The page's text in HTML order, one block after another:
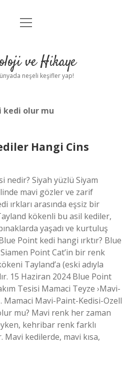
Anasayfa
Yasal Uyarı
menüyü
ve Hikaye
neşeli keşifler yap!
kedi olur mu
Hangi Cins
nedir? Siyah yüzlü Siyam
mavi gözler ve zarif
ırkları arasında eşsiz bir
kökenli bu asil kediler,
yaşadı ve kurtuluş
Point kedi hangi ırktır? Blue
Point Cat’in bir renk
Tayland’a (eski adıyla
15 Haziran 2024 Blue Point
Tesisi Mamaci Teyze ›Mavi-
Mamaci Mavi-Paint-Kedisi-Ozell
mu? Mavi renk her zaman
kehribar renk farklı
kedilerde, mavi kısa,